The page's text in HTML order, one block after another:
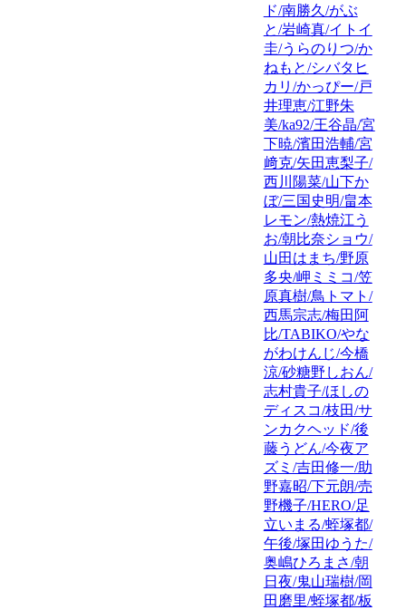
ド/南勝久/がぶ
と/岩崎真/イトイ
圭/うらのりつ/か
ねもと/シバタヒ
カリ/かっぴー/戸
井理恵/江野朱
美/ka92/王谷晶/宮
下暁/濱田浩輔/宮
﨑克/矢田恵梨子/
西川陽菜/山下か
ぼ/三国史明/畠本
レモン/熱焼江う
お/朝比奈ショウ/
山田はまち/野原
多央/岬ミミコ/笠
原真樹/鳥トマト/
西馬宗志/梅田阿
比/TABIKO/やな
がわけんじ/今橋
涼/砂糖野しおん/
志村貴子/ほしの
ディスコ/枝田/サ
ンカクヘッド/後
藤うどん/今夜ア
ズミ/吉田修一/助
野嘉昭/下元朗/売
野機子/HERO/足
立いまる/蛭塚都/
午後/塚田ゆうた/
奥嶋ひろまさ/朝
日夜/鬼山瑞樹/岡
田磨里/蛭塚都/板